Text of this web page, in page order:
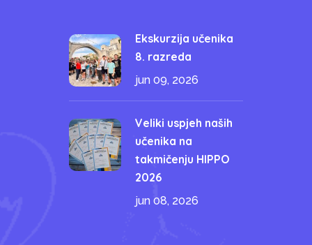
Ekskurzija učenika
8. razreda
jun 09, 2026
Veliki uspjeh naših
učenika na
takmičenju HIPPO
2026
jun 08, 2026